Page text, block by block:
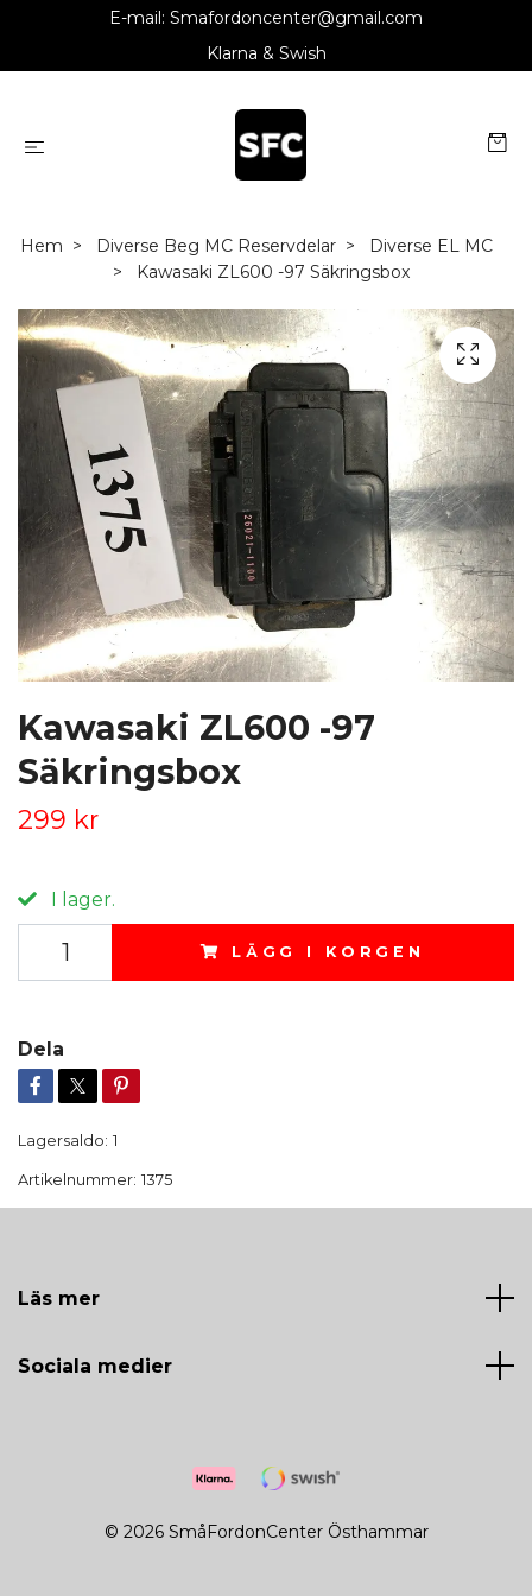
E-mail: Smafordoncenter@gmail.com
Klarna & Swish
Hem Diverse Beg MC Reservdelar
Diverse EL MC
Kawasaki ZL600 -97 Säkringsbox
Kawasaki ZL600 -97
Säkringsbox
299 kr
I lager.
LÄGG I KORGEN
Dela
Lagersaldo: 1
Artikelnummer: 1375
Läs mer
Sociala medier
© 2026 SmåFordonCenter Östhammar